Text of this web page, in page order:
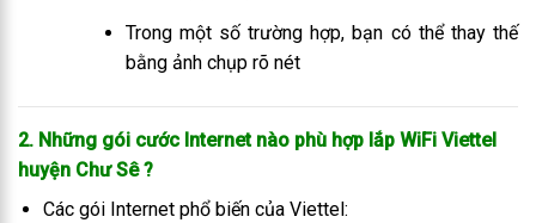
Trong một số trường hợp, bạn có thể thay thế
bằng ảnh chụp rõ nét
2. Những gói cước Internet nào phù hợp lắp WiFi Viettel
huyện Chư Sê?
Các gói Internet phổ biến của Viettel: